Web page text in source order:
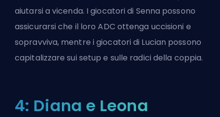
aiutarsi a vicenda. I giocatori di Senna possono
assicurarsi che il loro ADC ottenga uccisioni e
sopravviva, mentre i giocatori di Lucian possono
capitalizzare sui setup e sulle radici della coppia.
4: Diana e Leona